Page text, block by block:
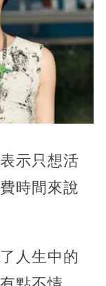
示只想活
時間來說
人生中的